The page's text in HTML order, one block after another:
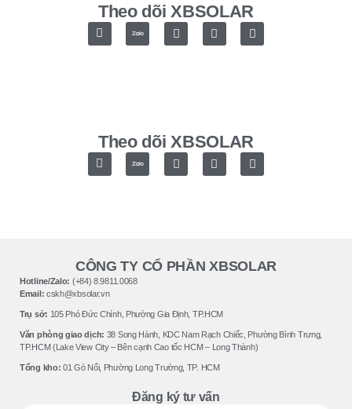
Theo dõi XBSOLAR
Theo dõi XBSOLAR
CÔNG TY CỔ PHẦN XBSOLAR
Hotline/Zalo: (+84) 8.9811.0068
Email: cskh@xbsolar.vn
Trụ sở: 105 Phó Ðức Chính, Phường Gia Ðịnh, TP.HCM
Văn phòng giao dịch: 38 Song Hành, KDC Nam Rạch Chiếc, Phường Bình Trưng,
TP.HCM (Lake View City – Bên cạnh Cao tốc HCM – Long Thành)
Tổng kho: 01 Gò Nổi, Phường Long Trường, TP. HCM
Đăng ký tư vấn